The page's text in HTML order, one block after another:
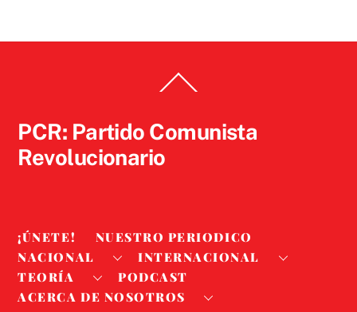
To
PCR: Partido Comunista
Revolucionario
¡ÚNETE!
NUESTRO PERIODICO
NACIONAL
INTERNACIONAL
TEORÍA
PODCAST
ACERCA DE NOSOTROS